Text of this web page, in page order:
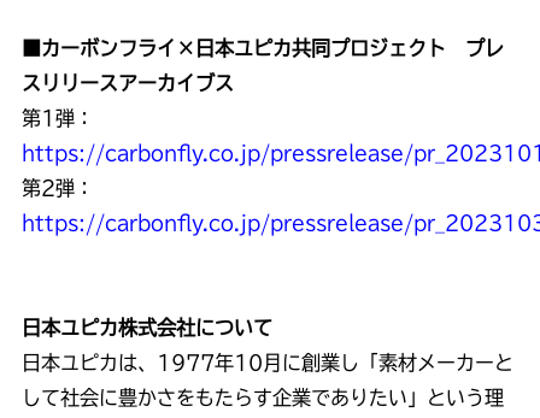
■カーボンフライ×日本ユピカ共同プロジェクト プレ
スリリースアーカイブス
第1弾：
https://carbonfly.co.jp/pressrelease/
第2弾：
https://carbonfly.co.jp/pressrelease/
日本ユピカ株式会社について
日本ユピカは、1977年10月に創業し「素材メーカーと
して社会に豊かさをもたらす企業でありたい」という理